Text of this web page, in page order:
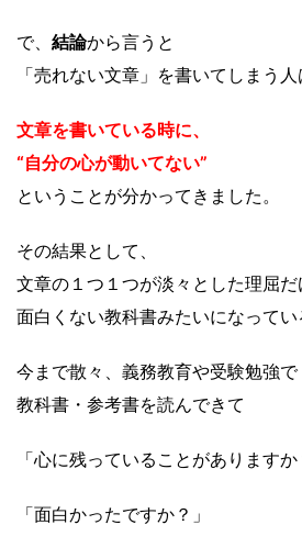
で、 結論から言うと
「売れない文章」を書いてしまう人
文章を書いている時に、
“自分の心が動いてない”
ということが分かってきました。
その結果として、
文章の１つ１つが淡々とした理屈だ
面白くない教科書みたいになってい
今まで散々、義務教育や受験勉強で
教科書・参考書を読んできて
「心に残っていることがありますか
「面白かったですか？」